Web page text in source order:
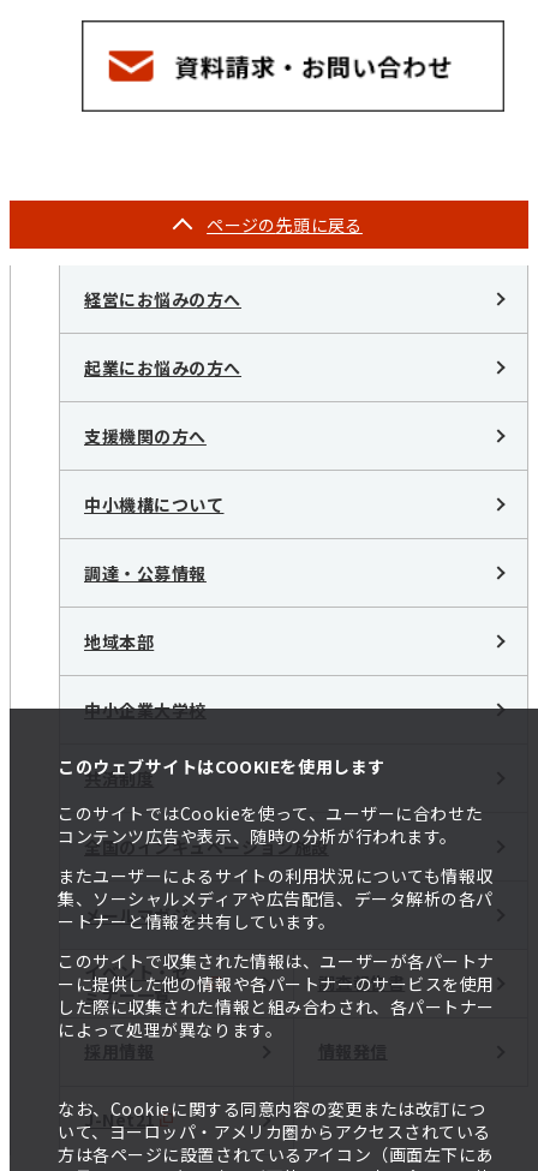
このウェブサイトはCOOKIEを使用します
このサイトではCookieを使って、ユーザーに合わせた
コンテンツ広告や表示、随時の分析が行われます。
またユーザーによるサイトの利用状況についても情報収
集、ソーシャルメディアや広告配信、データ解析の各パ
ートナーと情報を共有しています。
このサイトで収集された情報は、ユーザーが各パートナ
ーに提供した他の情報や各パートナーのサービスを使用
した際に収集された情報と組み合わされ、各パートナー
によって処理が異なります。
なお、Cookieに関する同意内容の変更または改訂につ
いて、ヨーロッパ・アメリカ圏からアクセスされている
方は各ページに設置されているアイコン（画面左下にあ
ページの先頭に戻る
経営にお悩みの方へ
起業にお悩みの方へ
支援機関の方へ
中小機構について
調達・公募情報
地域本部
中小企業大学校
共済制度
全国のインキュベーション施設
メールマガジン
イベント・セ
ミナー一覧
調査報告書
J-Net21